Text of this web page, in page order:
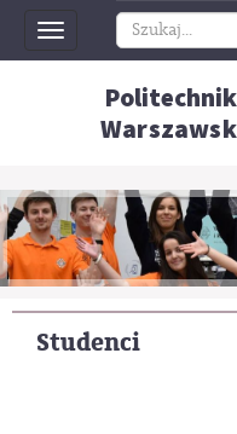
Toggle
navigation
Studenci